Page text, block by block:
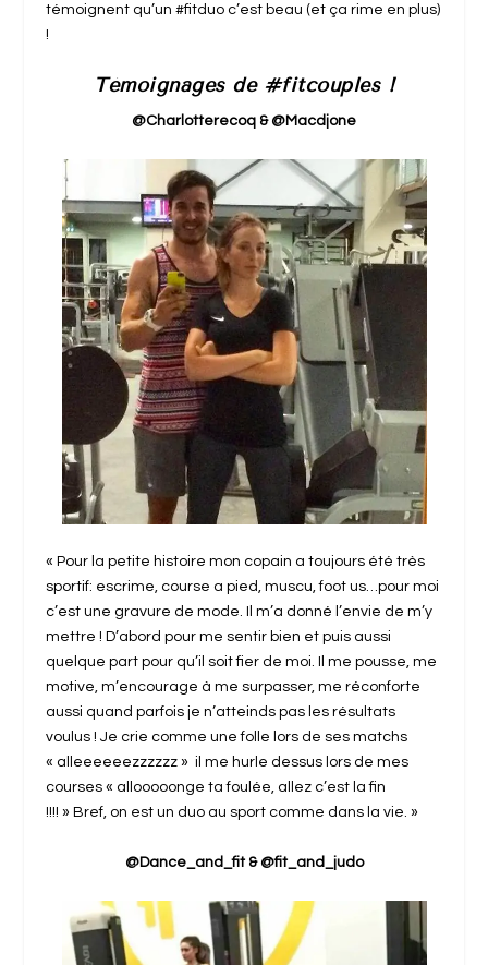
témoignent qu’un #fitduo c’est beau (et ça rime en plus)
!
Témoignages de #fitcouples !
@Charlotterecoq & @Macdjone
« Pour la petite histoire mon copain a toujours été très
sportif: escrime, course a pied, muscu, foot us…pour moi
c’est une gravure de mode. Il m’a donné l’envie de m’y
mettre ! D’abord pour me sentir bien et puis aussi
quelque part pour qu’il soit fier de moi. Il me pousse, me
motive, m’encourage à me surpasser, me réconforte
aussi quand parfois je n’atteinds pas les résultats
voulus ! Je crie comme une folle lors de ses matchs
« alleeeeeezzzzzz » il me hurle dessus lors de mes
courses « allooooonge ta foulée, allez c’est la fin
!!!! » Bref, on est un duo au sport comme dans la vie. »
@Dance_and_fit & @fit_and_judo